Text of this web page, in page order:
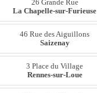
26 Grande Rue
La Chapelle-sur-Furieuse
46 Rue des Aiguillons
Saizenay
3 Place du Village
Rennes-sur-Loue